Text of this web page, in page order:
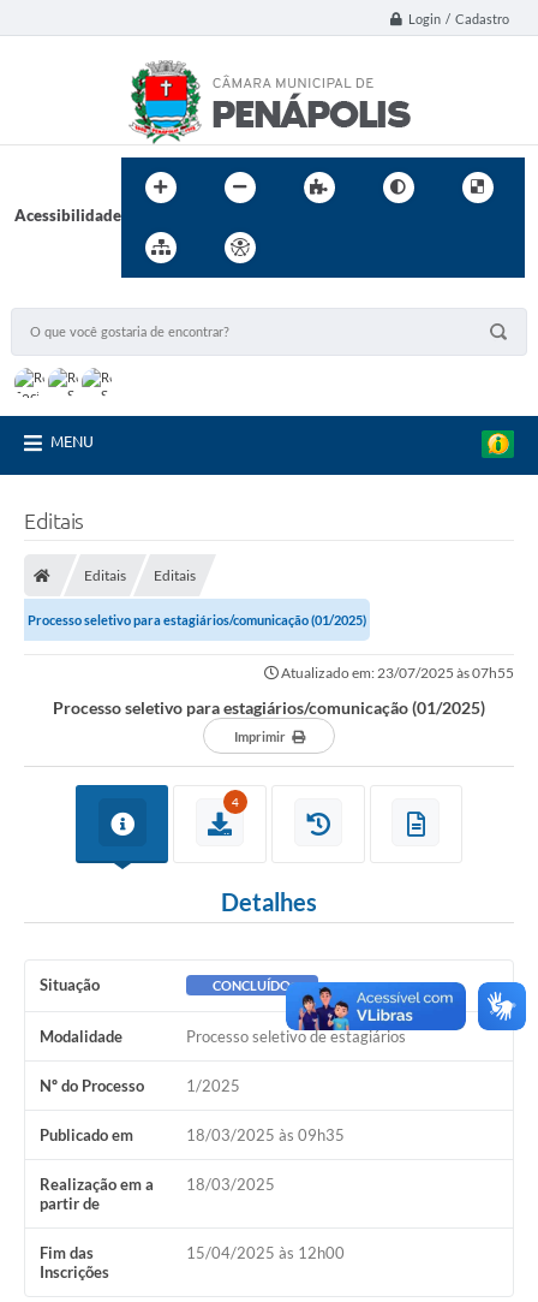
Login / Cadastro
Acessibilidade
MENU
Editais
Editais Editais
Processo seletivo para estagiários/comunicação (01/2025)
Atualizado em: 23/07/2025 às 07h55
Processo seletivo para estagiários/comunicação (01/2025)
Imprimir
4
Detalhes
Situação CONCLUÍDO
Modalidade Processo seletivo de estagiários
Nº do Processo 1/2025
Publicado em 18/03/2025 às 09h35
Realização em a
partir de
18/03/2025
Fim das
Inscrições
15/04/2025 às 12h00